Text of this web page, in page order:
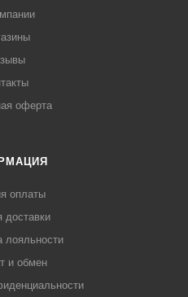
оферта
оплаты
доставки
лояльности
и обмен